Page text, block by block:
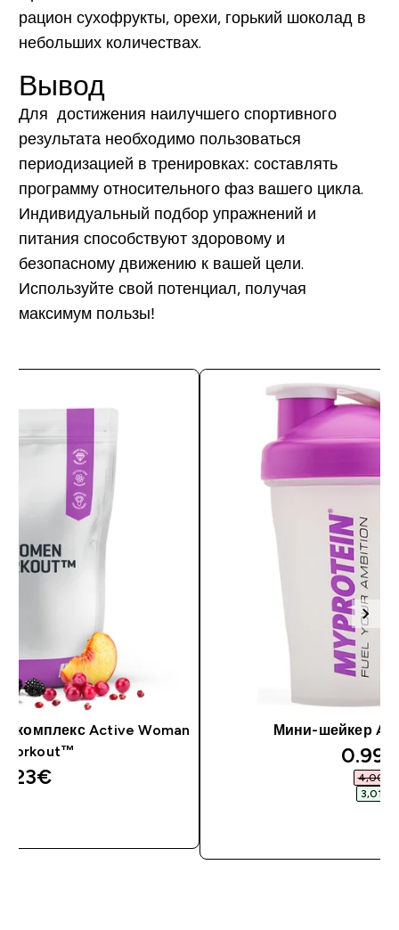
рацион сухофрукты, орехи, горький шоколад в
небольших количествах.
Вывод
Для достижения наилучшего спортивного
результата необходимо пользоваться
периодизацией в тренировках: составлять
программу относительного фаз вашего цикла.
Индивидуальный подбор упражнений и
питания способствуют здоровому и
безопасному движению к вашей цели.
Используйте свой потенциал, получая
максимум пользы!
комплекс Active Woman
Workout™
Мини-шейкер
0.99€‎
4,00 ₽‎
3,01 ₽‎